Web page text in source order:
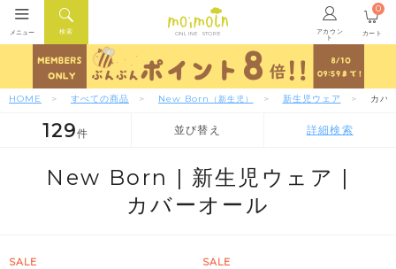
ONLINE STORE アカウン
ト
検索
メニュー カート
0
HOME すべての商品 New Born （新生児） 新生児ウェア カバ
並び替え
人気順
新着順
価格が安い順
129件 詳細検索
New Born | 新生児ウェア |
カバーオール
SALE SALE